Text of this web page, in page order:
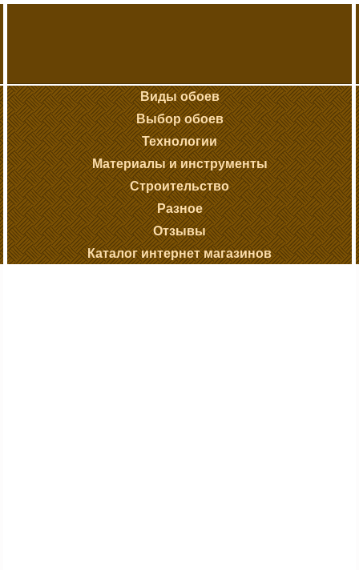
Виды обоев
Выбор обоев
Технологии
Материалы и инструменты
Строительство
Разное
Отзывы
Каталог интернет магазинов